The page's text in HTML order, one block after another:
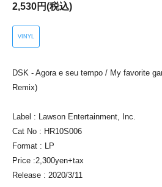
2,530円(税込)
VINYL
DSK - Agora e seu tempo / My favorite
Remix)
Label : Lawson Entertainment, Inc.
Cat No : HR10S006
Format : LP
Price :2,300yen+tax
Release : 2020/3/11